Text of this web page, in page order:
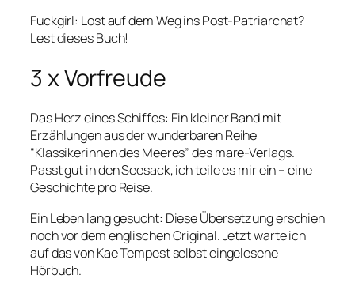
Fuckgirl: Lost auf dem Weg ins Post-Patriarchat?
Lest dieses Buch!
3 x Vorfreude
Das Herz eines Schiffes: Ein kleiner Band mit
Erzählungen aus der wunderbaren Reihe
“Klassikerinnen des Meeres” des mare-Verlags.
Passt gut in den Seesack, ich teile es mir ein – eine
Geschichte pro Reise.
Ein Leben lang gesucht: Diese Übersetzung erschien
noch vor dem englischen Original. Jetzt warte ich
auf das von Kae Tempest selbst eingelesene
Hörbuch.